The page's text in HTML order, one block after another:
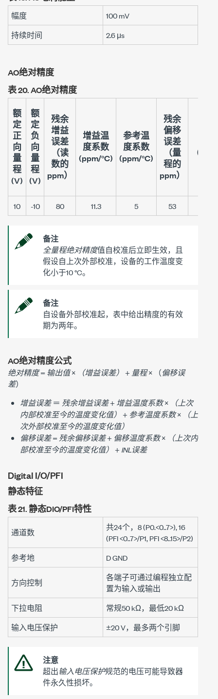
幅度
100 mV
持续时间
2.6 μs
AO绝对精度
表 20.AO绝对精度
额
定
正
向
量
程
(V)
额
定
负
向
量
程
(V)
残余
增益
误差
（读
数的
ppm）
增益温
度系数
(ppm/°C)
参考温
度系数
(ppm/°C)
残余
偏移
误差
（量
程的
ppm）
（
10 -10 80 11.3 5 53
备注
全量程绝对精度值自校准后立即生效，且
假设自上次外部校准，设备的工作温度变
化小于10 °C。
备注
自设备外部校准起，表中给出精度的有效
期为两年。
AO绝对精度公式
绝对精度=输出值× （增益误差） + 量程× （偏移误
差）
增益误差＝ 残余增益误差+ 增益温度系数×
（上次
内部校准至今的温度变化值） + 参考温度系数×
（上
次外部校准至今的温度变化值）
偏移误差= 残余偏移误差+ 偏移温度系数×
（上次内
部校准至今的温度变化值） + INL误差
Digital I/O/PFI
静态特征
表 21.静态DIO/PFI特性
通道数
共24个，8 (P0.<0..7>), 16
(PFI <0..7>/P1,PFI <8..15>/P2)
参考地
D GND
方向控制
各端子可通过编程独立配
置为输入或输出
下拉电阻
常规50 kΩ，最低20 kΩ
输入电压保护
±20 V，最多两个引脚
注意
超出输入电压保护规范的电压可能导致器
件永久性损坏。